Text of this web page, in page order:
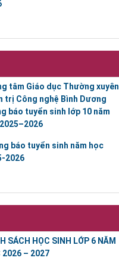
tâm Giáo dục Thường xuyên
trị Công nghệ Bình Dương
báo tuyển sinh lớp 10 năm
báo tuyển sinh năm học
2026
SÁCH HỌC SINH LỚP 6 NĂM
2026 – 2027